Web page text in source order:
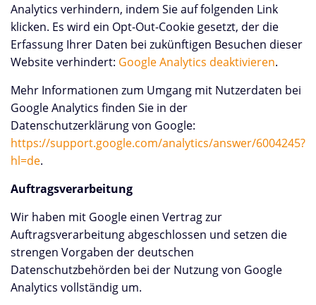
Analytics verhindern, indem Sie auf folgenden Link
klicken. Es wird ein Opt-Out-Cookie gesetzt, der die
Erfassung Ihrer Daten bei zukünftigen Besuchen dieser
Website verhindert: Google Analytics deaktivieren.
Mehr Informationen zum Umgang mit Nutzerdaten bei
Google Analytics finden Sie in der
Datenschutzerklärung von Google:
https://support.google.com/analytics/answer/6004245?
hl=de.
Auftragsverarbeitung
Wir haben mit Google einen Vertrag zur
Auftragsverarbeitung abgeschlossen und setzen die
strengen Vorgaben der deutschen
Datenschutzbehörden bei der Nutzung von Google
Analytics vollständig um.